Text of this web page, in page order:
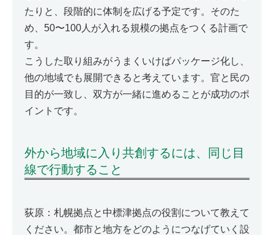
たりと、段階的に体制を広げる予定です。そのた
め、50〜100人が入れる規模の拠点をつくる計画で
す。
こうした取り組みがうまくいけばパッケージ化し、
他の地域でも展開できると考えています。官と民の
目的が一致し、双方が一緒に進めることが成功のポ
イントです。
外から地域に入り共創するには、同じ目
線で行動すること
荻原：札幌拠点と中標津拠点の役割について教えて
ください。都市と地方をどのようにつなげていく設